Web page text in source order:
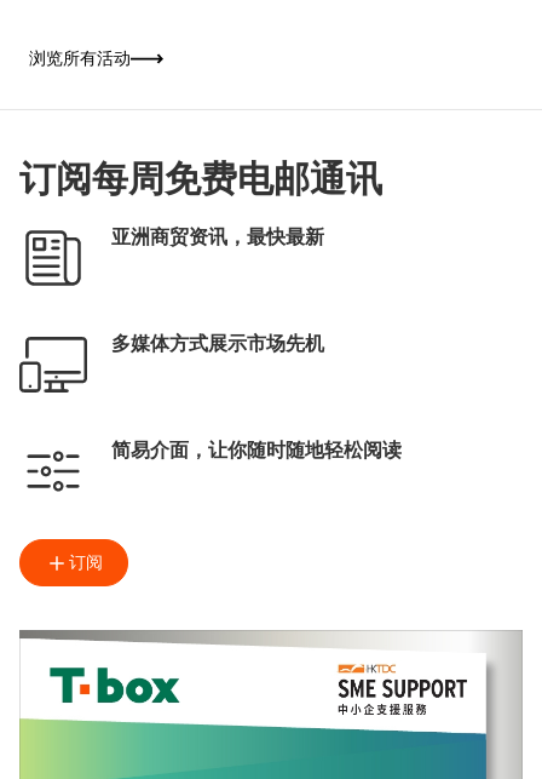
浏览所有活动
订阅每周免费电邮通讯
亚洲商贸资讯，最快最新
多媒体方式展示市场先机
简易介面，让你随时随地轻松阅读
订阅